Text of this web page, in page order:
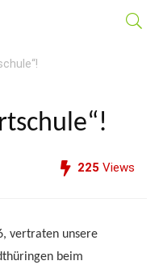
225 Views
vertraten unsere
beim